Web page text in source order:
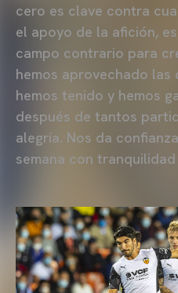
cero es clave contra
el apoyo de la afición,
campo contrario para
hemos aprovechado las
hemos tenido y hemos
después de tantos
alegría. Nos da
semana con